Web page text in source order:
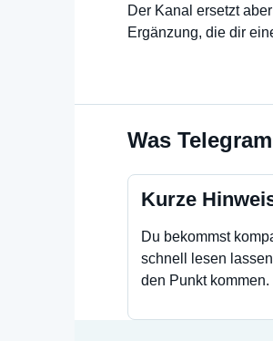
Der Kanal ersetzt
Ergänzung, die dir
Was
Kurze
Du bekommst
schnell lesen
den Punkt kommen.